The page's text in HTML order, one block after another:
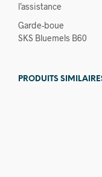
l’assistance
Garde-boue
SKS Bluemels B60
PRODUITS